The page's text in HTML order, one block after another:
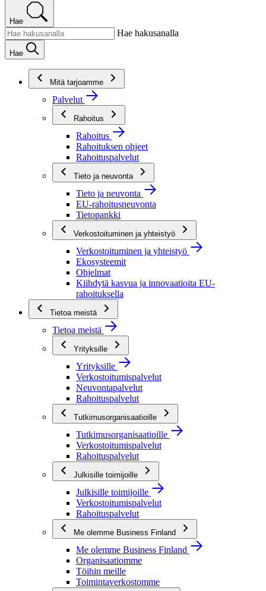
Hae
Hae hakusanalla
Hae
Mitä tarjoamme
Palvelut
Rahoitus
Rahoitus
Rahoituksen ohjeet
Rahoituspalvelut
Tieto ja neuvonta
Tieto ja neuvonta
EU-rahoitusneuvonta
Tietopankki
Verkostoituminen ja yhteistyö
Verkostoituminen ja yhteistyö
Ekosysteemit
Ohjelmat
Kiihdytä kasvua ja innovaatioita EU-
rahoituksella
Tietoa meistä
Tietoa meistä
Yrityksille
Yrityksille
Verkostoitumispalvelut
Neuvontapalvelut
Rahoituspalvelut
Tutkimusorganisaatioille
Tutkimusorganisaatioille
Verkostoitumispalvelut
Rahoituspalvelut
Julkisille toimijoille
Julkisille toimijoille
Verkostoitumispalvelut
Rahoituspalvelut
Me olemme Business Finland
Me olemme Business Finland
Organisaatiomme
Töihin meille
Toimintaverkostomme